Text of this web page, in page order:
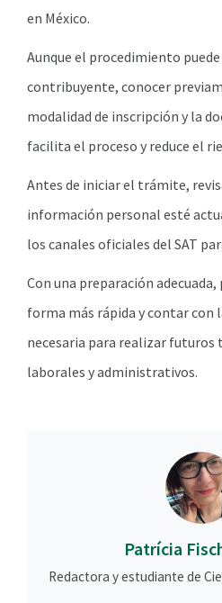
en México.
Aunque el procedimiento
contribuyente, conocer
modalidad de inscripción y la
facilita el proceso y reduce el
Antes de iniciar el trámite,
información personal esté
los canales oficiales del SAT
Con una preparación
forma más rápida y contar con
necesaria para realizar futuros
laborales y administrativos.
Patrícia
Redactora y estudiante de